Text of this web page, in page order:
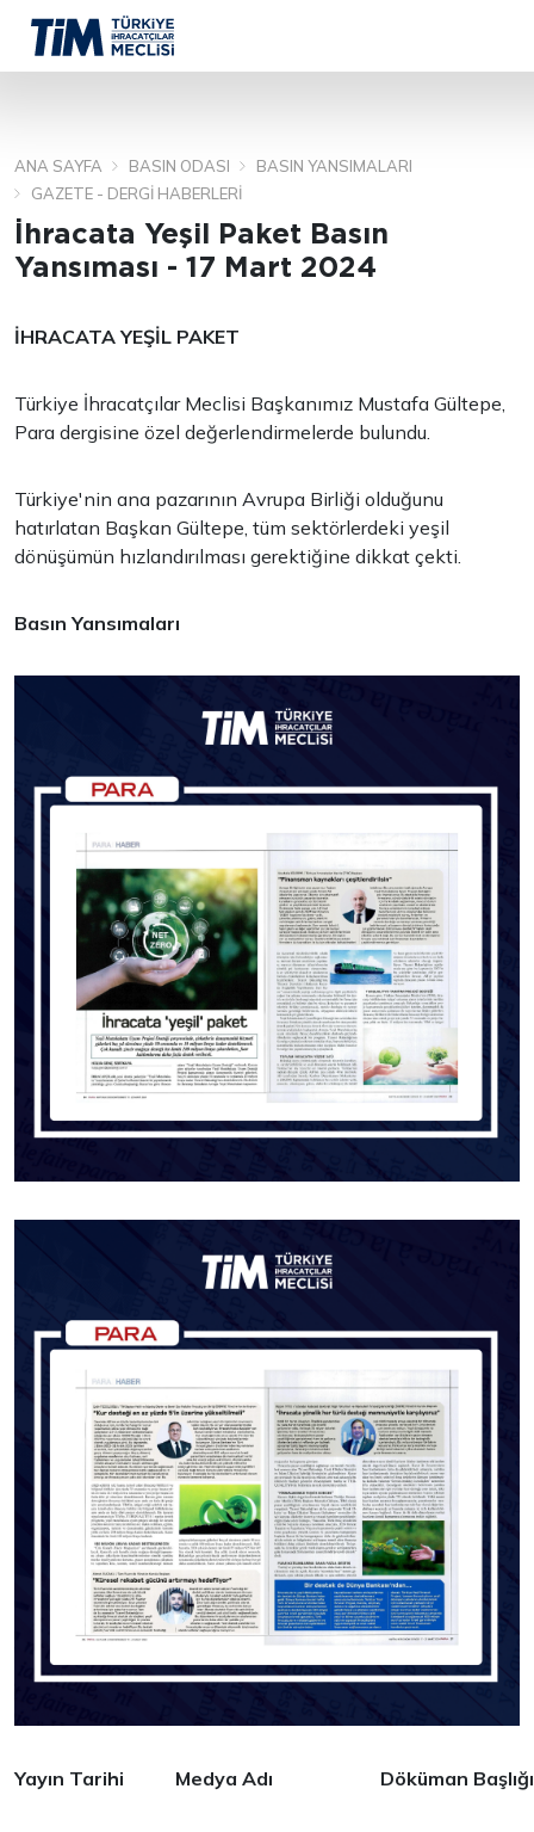
ARA
ANA SAYFA BASIN ODASI
BASIN YANSIMALARI
GAZETE - DERGI HABERLERI
İhracata Yeşil Paket Basın
Yansıması - 17 Mart 2024
İHRACATA YEŞİL PAKET
Türkiye İhracatçılar Meclisi Başkanımız Mustafa Gültepe,
Para dergisine özel değerlendirmelerde bulundu.
Türkiye'nin ana pazarının Avrupa Birliği olduğunu
hatırlatan Başkan Gültepe, tüm sektörlerdeki yeşil
dönüşümün hızlandırılması gerektiğine dikkat çekti.
Basın Yansımaları
Yayın Tarihi Medya Adı Döküman Başlığı